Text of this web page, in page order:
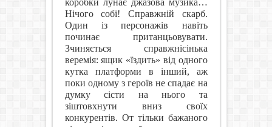
коробки лунає джазова музика…
Нічого собі! Справжній скарб.
Один із персонажів навіть
починає пританцьовувати.
Зчиняється справжнісінька
веремія: ящик «їздить» від одного
кутка платформи в інший, аж
поки одному з героїв не спадає на
думку сісти на нього та
зіштовхнути вниз своїх
конкурентів. От тільки бажаного